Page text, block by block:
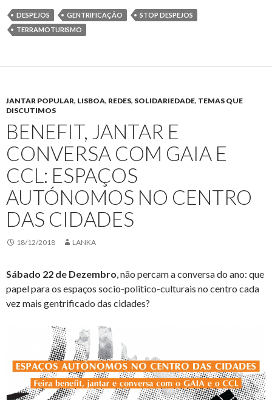
DESPEJOS GENTRIFICAÇÃO
STOP DESPEJOS
TERRAMOTURISMO
JANTAR POPULAR, LISBOA, REDES, SOLIDARIEDADE, TEMAS QUE
DISCUTIMOS
BENEFIT, JANTAR E
CONVERSA COM GAIA E
CCL: ESPAÇOS
AUTÓNOMOS NO CENTRO
DAS CIDADES
18/12/2018 LANKA
Sábado 22 de Dezembro, não percam a conversa do ano: que
papel para os espaços socio-politico-culturais no centro cada
vez mais gentrificado das cidades?